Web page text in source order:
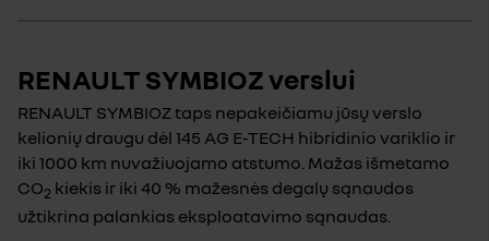
RENAULT SYMBIOZ verslui
RENAULT SYMBIOZ taps nepakeičiamu jūsų verslo
kelionių draugu dėl 145 AG E-TECH hibridinio variklio ir
iki 1000 km nuvažiuojamo atstumo. Mažas išmetamo
CO2 kiekis ir iki 40 % mažesnės degalų sąnaudos
užtikrina palankias eksploatavimo sąnaudas.